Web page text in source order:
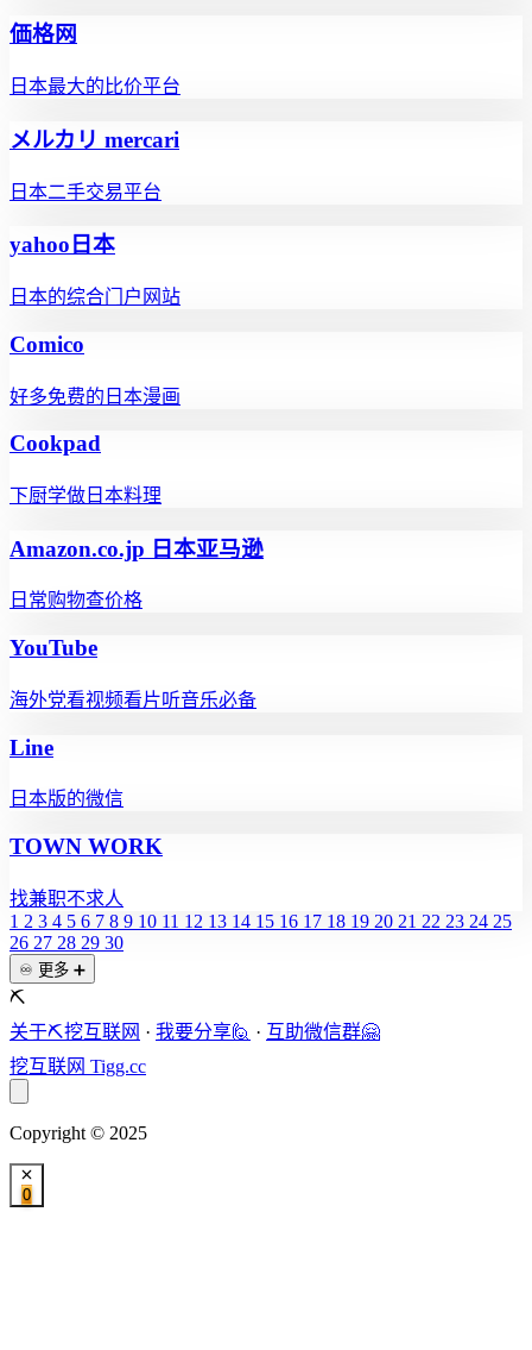
価格网
日本最大的比价平台
メルカリ mercari
日本二手交易平台
yahoo日本
日本的综合门户网站
Comico
好多免费的日本漫画
Cookpad
下厨学做日本料理
Amazon.co.jp 日本亚马逊
日常购物查价格
YouTube
海外党看视频看片听音乐必备
Line
日本版的微信
TOWN WORK
找兼职不求人
1 2 3 4 5 6 7 8 9 10 11 12 13 14 15 16 17 18 19 20 21 22 23 24 25
26 27 28 29 30
♾️ 更多 ➕
⛏️
关于⛏️挖互联网 · 我要分享🙋 · 互助微信群🤗
挖互联网 Tigg.cc
Copyright © 2025
0